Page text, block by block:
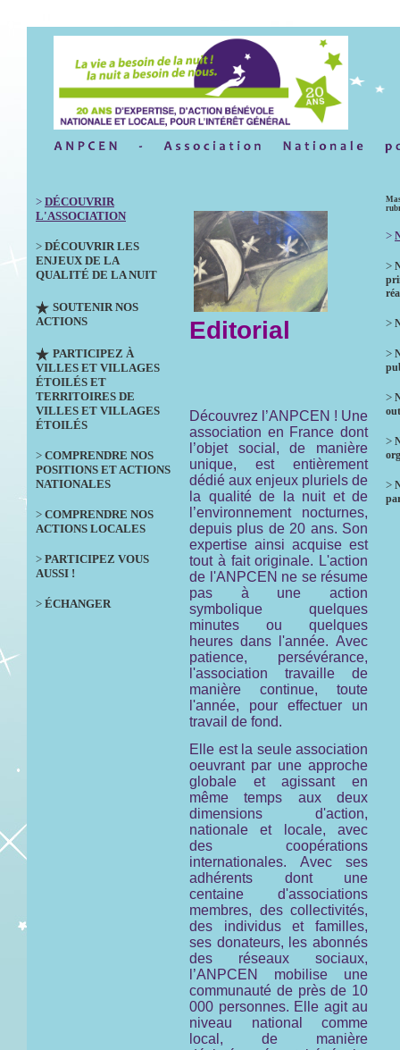
> DÉCOUVRIR
L'ASSOCIATION
> DÉCOUVRIR LES
ENJEUX DE LA
QUALITÉ DE LA NUIT
SOUTENIR NOS
ACTIONS
PARTICIPEZ À
VILLES ET VILLAGES
ÉTOILÉS ET
TERRITOIRES DE
VILLES ET VILLAGES
ÉTOILÉS
> COMPRENDRE NOS
POSITIONS ET ACTIONS
NATIONALES
> COMPRENDRE NOS
ACTIONS LOCALES
> PARTICIPEZ VOUS
AUSSI !
> ÉCHANGER
Editorial
Découvrez l’ANPCEN ! Une
association en France dont
l’objet social, de manière
unique, est entièrement
dédié aux enjeux pluriels de
la qualité de la nuit et de
l’environnement nocturnes,
depuis plus de 20 ans. Son
expertise ainsi acquise est
tout à fait originale. L'action
de l'ANPCEN ne se résume
pas à une action
symbolique quelques
minutes ou quelques
heures dans l'année. Avec
patience, persévérance,
l'association travaille de
manière continue, toute
l'année, pour effectuer un
travail de fond.
Elle est la seule association
oeuvrant par une approche
globale et agissant en
même temps aux deux
dimensions d'action,
nationale et locale, avec
des coopérations
internationales. Avec ses
adhérents dont une
centaine d'associations
membres, des collectivités,
des individus et familles,
ses donateurs, les abonnés
des réseaux sociaux,
l’ANPCEN mobilise une
communauté de près de 10
000 personnes. Elle agit au
niveau national comme
local, de manière
>
>
>
>
>
>
>